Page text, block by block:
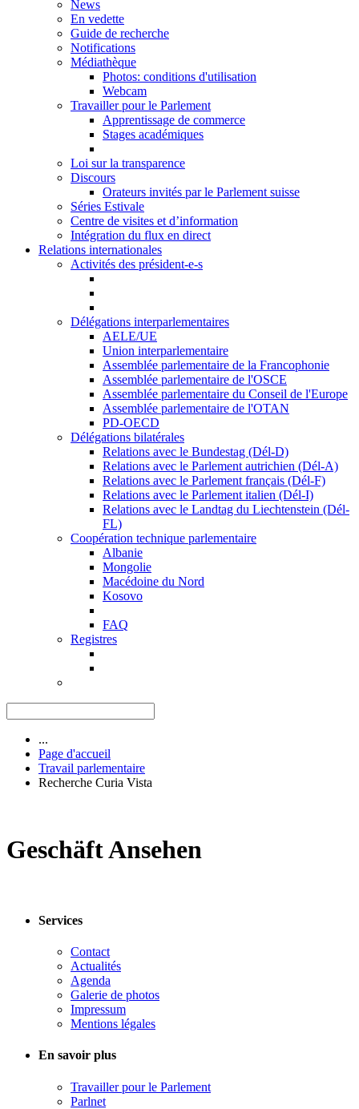
News
En vedette
Guide de recherche
Notifications
Médiathèque
Photos: conditions d'utilisation
Webcam
Travailler pour le Parlement
Apprentissage de commerce
Stages académiques
Loi sur la transparence
Discours
Orateurs invités par le Parlement suisse
Séries Estivale
Centre de visites et d’information
Intégration du flux en direct
Relations internationales
Activités des président-e-s
Délégations interparlementaires
AELE/UE
Union interparlementaire
Assemblée parlementaire de la Francophonie
Assemblée parlementaire de l'OSCE
Assemblée parlementaire du Conseil de l'Europe
Assemblée parlementaire de l'OTAN
PD-OECD
Délégations bilatérales
Relations avec le Bundestag (Dél-D)
Relations avec le Parlement autrichien (Dél-A)
Relations avec le Parlement français (Dél-F)
Relations avec le Parlement italien (Dél-I)
Relations avec le Landtag du Liechtenstein (Dél-
FL)
Coopération technique parlementaire
Albanie
Mongolie
Macédoine du Nord
Kosovo
FAQ
Registres
...
Page d'accueil
Travail parlementaire
Recherche Curia Vista
Geschäft Ansehen
Services
Contact
Actualités
Agenda
Galerie de photos
Impressum
Mentions légales
En savoir plus
Travailler pour le Parlement
Parlnet